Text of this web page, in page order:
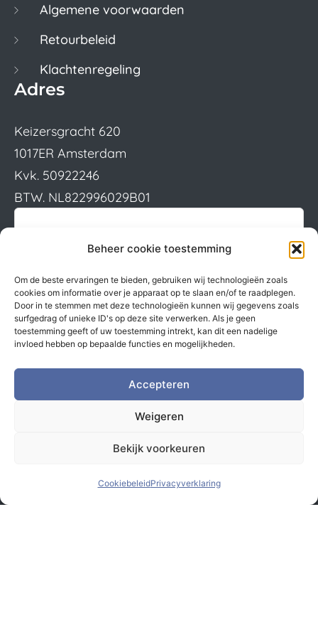
Beheer cookie toestemming
Om de beste ervaringen te bieden, gebruiken wij technologieën zoals
cookies om informatie over je apparaat op te slaan en/of te raadplegen.
Door in te stemmen met deze technologieën kunnen wij gegevens zoals
surfgedrag of unieke ID's op deze site verwerken. Als je geen
toestemming geeft of uw toestemming intrekt, kan dit een nadelige
invloed hebben op bepaalde functies en mogelijkheden.
Accepteren
Weigeren
Bekijk voorkeuren
CookiebeleidPrivacyverklaring
Algemene voorwaarden
Retourbeleid
Klachtenregeling
Adres
Keizersgracht 620
1017ER Amsterdam
Kvk. 50922246
BTW. NL822996029B01
© Monsterbox